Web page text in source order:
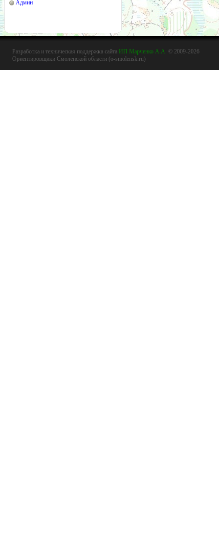
Админ
Разработка и техническая поддержка сайта ИП Марченко А.А. © 2009-2026
Ориентировщики Смоленской области (o-smolensk.ru)